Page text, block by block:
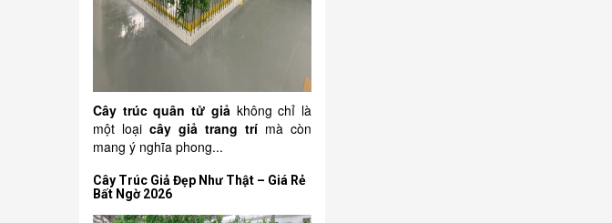
Cây trúc quân tử giảkhông chỉ là
một loại cây giả trang trí mà còn
mang ý nghĩa phong...
Cây Trúc Giả Đẹp Như Thật – Giá Rẻ
Bất Ngờ 2026